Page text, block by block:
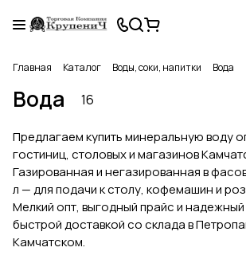
Главная Каталог Воды, соки, напитки Вода
Вода 16
Предлагаем купить минеральную воду
гостиниц, столовых и магазинов
Газированная и негазированная в
л — для подачи к столу, кофемашин и
Мелкий опт, выгодный прайс и
быстрой доставкой со склада в
Камчатском.